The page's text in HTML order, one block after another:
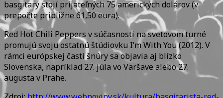
basgitary stojí prijateľných 75 amerických dolárov (v
prepočte približne 61,50 eura).
Red Hot Chili Peppers v súčasnosti na svetovom turné
promujú svoju ostatnú štúdiovku I’m With You (2012). V
rámci európskej časti šnúry sa objavia aj blízko
Slovenska, napríklad 27. júla vo Varšave alebo 27.
augusta v Prahe.